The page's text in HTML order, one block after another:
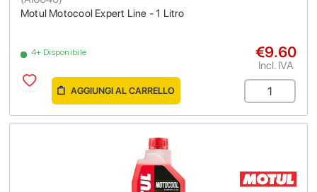
Motul Motocool Expert Line - 1 Litro
4+ Disponibile €9.60
Incl. IVA
AGGIUNGI AL CARRELLO